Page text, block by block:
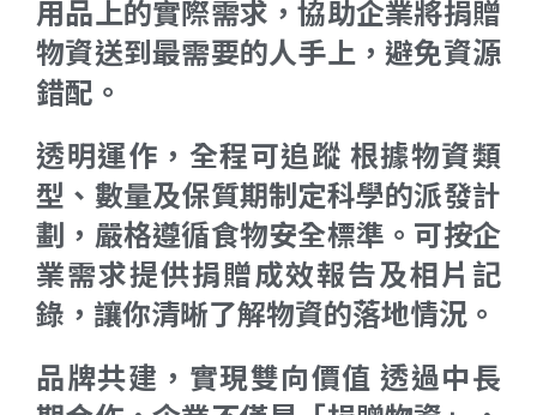
用品上的實際需求，協助企業將捐贈
物資送到最需要的人手上，避免資源
錯配。
透明運作，全程可追蹤 根據物資類
型、數量及保質期制定科學的派發計
劃，嚴格遵循食物安全標準。可按企
業需求提供捐贈成效報告及相片記
錄，讓你清晰了解物資的落地情況。
品牌共建，實現雙向價值 透過中長